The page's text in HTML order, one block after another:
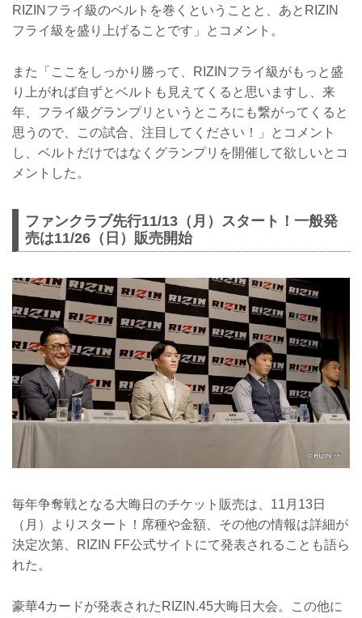
RIZINフライ級のベルトを巻くということと、あとRIZIN
フライ級を盛り上げることです」とコメント。
また「ここをしっかり勝って、RIZINフライ級がもっと盛
り上がれば自ずとベルトも見えてくると思いますし、来
年、フライ級グランプリというところにも繋がってくると
思うので、この試合、注目してください！」とコメント
し、ベルトだけではなくグランプリを開催して欲しいとコ
メントした。
ファンクラブ先行11/13（月）スタート！一般発
売は11/26（日）販売開始
毎年争奪戦となる大晦日のチケット販売は、11月13日
（月）よりスタート！席種や金額、その他の情報は詳細が
決定次第、RIZIN FF公式サイトにて発表されることも語ら
れた。
豪華4カードが発表されたRIZIN.45大晦日大会。この他に